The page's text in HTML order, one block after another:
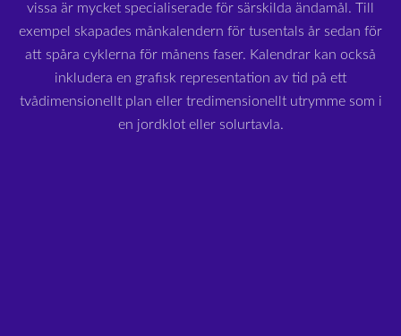
vissa är mycket specialiserade för särskilda ändamål. Till
exempel skapades månkalendern för tusentals år sedan för
att spåra cyklerna för månens faser. Kalendrar kan också
inkludera en grafisk representation av tid på ett
tvådimensionellt plan eller tredimensionellt utrymme som i
en jordklot eller solurtavla.